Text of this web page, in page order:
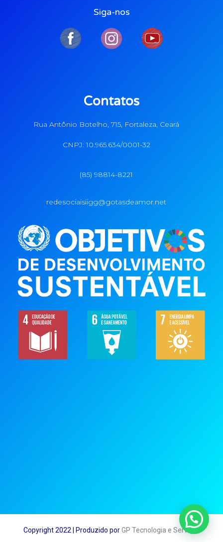
Siga-nos
Contatos
Rua Antônio Botelho, 715, Fortaleza, Ceará
CNPJ: 10.965.634/0001-32
(85) 98814-8221
redesociaisiigg@gotasdeamor.net
Copyright 2022 | Produzido por GP Tecnologia e Serviços